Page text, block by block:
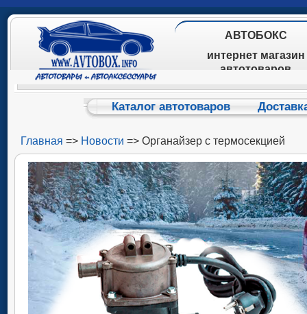
АВТОБОКС
интернет магазин
автотоваров
Каталог автотоваров
Главная => Новости => Органайзер с термосекцией